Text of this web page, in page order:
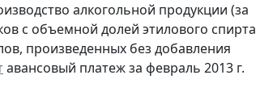
алкогольной продукции (за
с объемной долей этилового спирта
произведенных без добавления
авансовый платеж за февраль 2013 г.